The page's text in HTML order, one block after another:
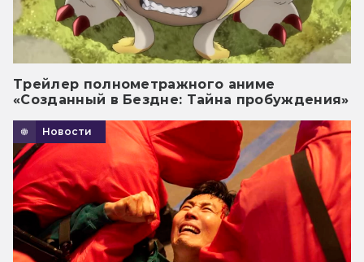
Трейлер полнометражного аниме
«Созданный в Бездне: Тайна пробуждения»
Новости